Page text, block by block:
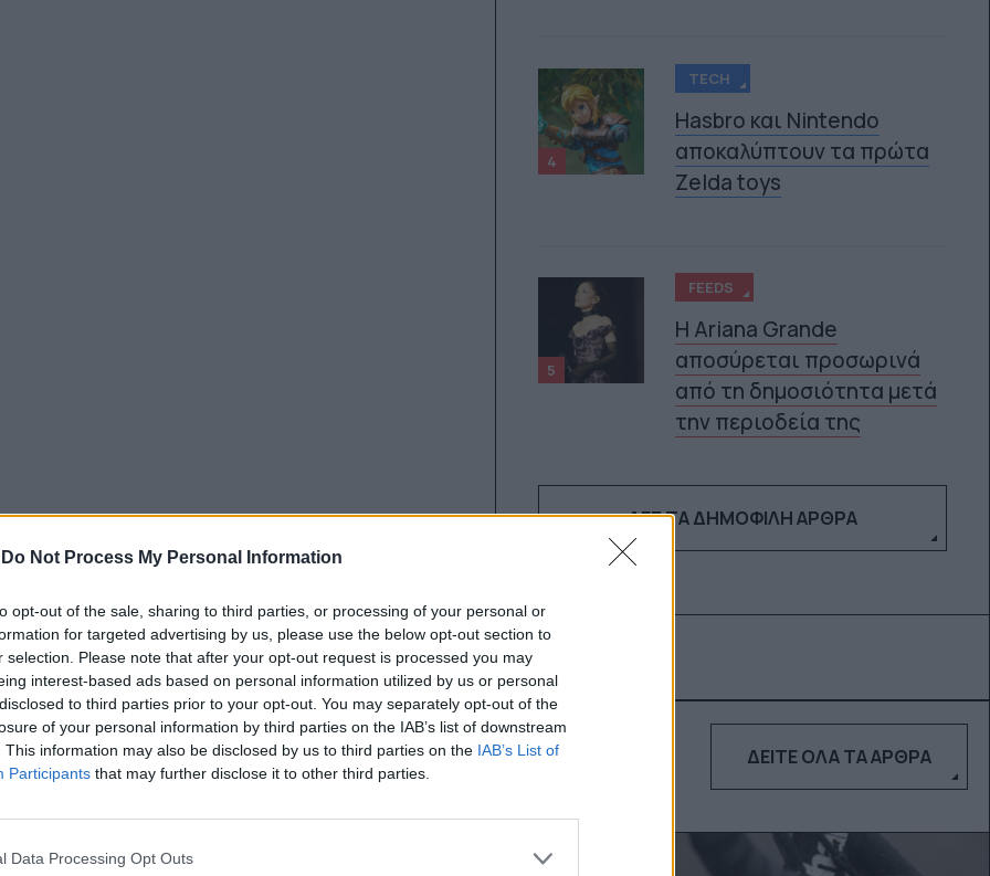
Do Not Process My Personal Information
opt-out of the sale, sharing to third parties, or processing of your personal or
for targeted advertising by us, please use the below opt-out section to
selection. Please note that after your opt-out request is processed you may
interest-based ads based on personal information utilized by us or personal
to third parties prior to your opt-out. You may separately opt-out of the
of your personal information by third parties on the IAB’s list of downstream
This information may also be disclosed by us to third parties on the IAB’s List of
Participants that may further disclose it to other third parties.
Data Processing Opt Outs
4
TECH
Hasbro και Nintendo
αποκαλύπτουν τα πρώτα
Zelda toys
5
FEEDS
Η Ariana Grande
αποσύρεται προσωρινά
από τη δημοσιότητα μετά
την περιοδεία της
ΔΕΣ ΤΑ ΔΗΜΟΦΙΛΉ ΆΡΘΡΑ
ΔΕΊΤΕ ΌΛΑ ΤΑ ΆΡΘΡΑ